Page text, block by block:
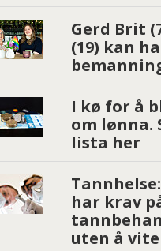
Gerd Brit
(19) kan
I kø for å
om lønna.
lista her
har krav
uten å